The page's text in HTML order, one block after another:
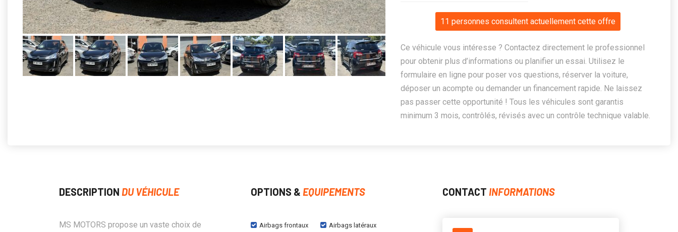
11 personnes consultent actuellement cette offre
Ce véhicule vous intéresse ? Contactez directement le professionnel
pour obtenir plus d’informations ou planifier un essai. Utilisez le
formulaire en ligne pour poser vos questions, réserver la voiture,
déposer un acompte ou demander un financement rapide. Ne laissez
pas passer cette opportunité ! Tous les véhicules sont garantis
minimum 3 mois, contrôlés, révisés avec un contrôle technique valable.
DESCRIPTION DU VÉHICULE
MS MOTORS propose un vaste choix de
OPTIONS & EQUIPEMENTS
Airbags frontaux
Airbags latéraux
CONTACT INFORMATIONS